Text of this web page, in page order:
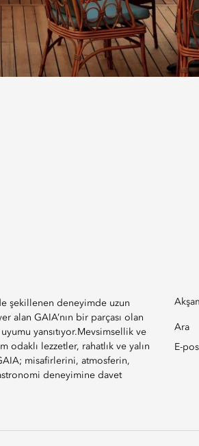
şekillenen deneyimde uzun
alan GAIA’nın bir parçası olan
yansıtıyor.Mevsimsellik ve
odaklı lezzetler, rahatlık ve yalın
misafirlerini, atmosferin,
deneyimine davet
Ara
E-